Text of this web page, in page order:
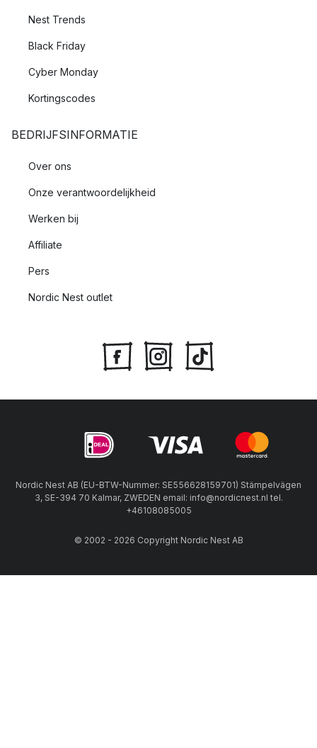
Nest Trends
Black Friday
Cyber Monday
Kortingscodes
BEDRIJFSINFORMATIE
Over ons
Onze verantwoordelijkheid
Werken bij
Affiliate
Pers
Nordic Nest outlet
Nordic Nest AB (EU-BTW-Nummer: SE556628159701) Stämpelvägen
3, SE-394 70 Kalmar, ZWEDEN email: info@nordicnest.nl tel.
+46108085005
© 2002 - 2026 Copyright Nordic Nest AB